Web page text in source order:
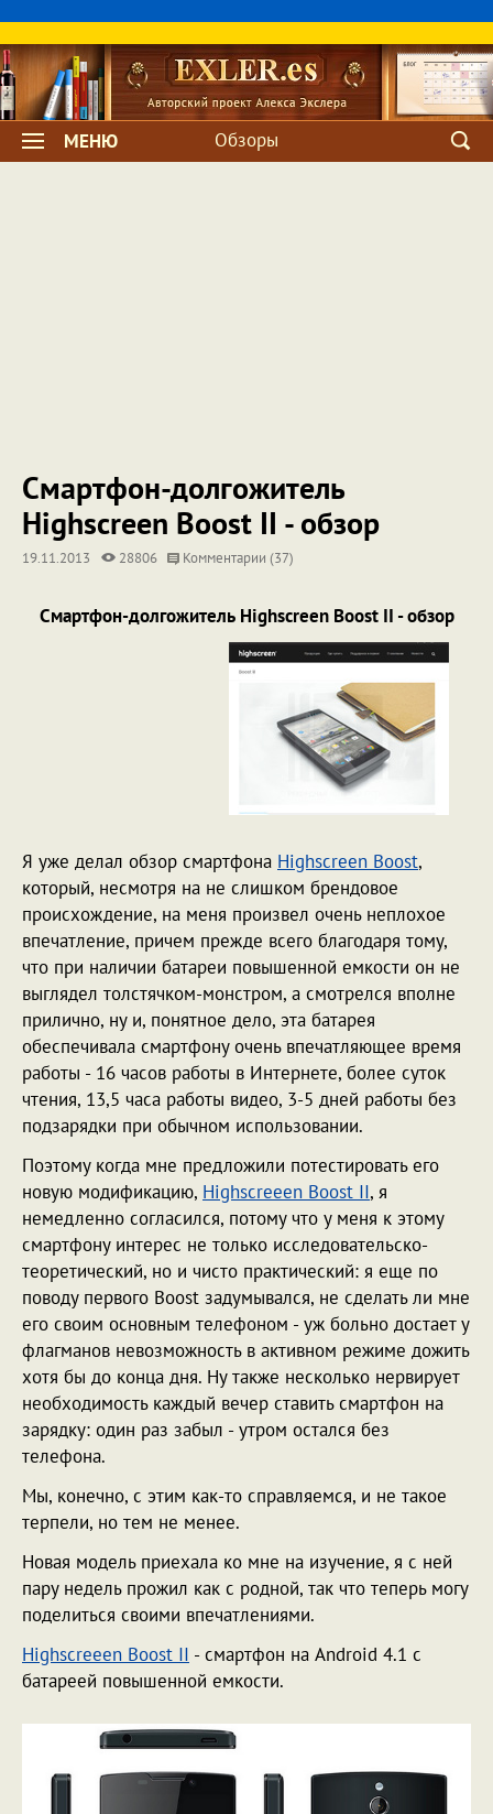
МЕНЮ Обзоры
Смартфон-долгожитель
Highscreen Boost II - обзор
19.11.2013 28806 Комментарии (37)
Смартфон-долгожитель Highscreen Boost II - обзор
Я уже делал обзор смартфона Highscreen Boost,
который, несмотря на не слишком брендовое
происхождение, на меня произвел очень неплохое
впечатление, причем прежде всего благодаря тому,
что при наличии батареи повышенной емкости он не
выглядел толстячком-монстром, а смотрелся вполне
прилично, ну и, понятное дело, эта батарея
обеспечивала смартфону очень впечатляющее время
работы - 16 часов работы в Интернете, более суток
чтения, 13,5 часа работы видео, 3-5 дней работы без
подзарядки при обычном использовании.
Поэтому когда мне предложили потестировать его
новую модификацию, Highscreeen Boost II, я
немедленно согласился, потому что у меня к этому
смартфону интерес не только исследовательско-
теоретический, но и чисто практический: я еще по
поводу первого Boost задумывался, не сделать ли мне
его своим основным телефоном - уж больно достает у
флагманов невозможность в активном режиме дожить
хотя бы до конца дня. Ну также несколько нервирует
необходимость каждый вечер ставить смартфон на
зарядку: один раз забыл - утром остался без
телефона.
Мы, конечно, с этим как-то справляемся, и не такое
терпели, но тем не менее.
Новая модель приехала ко мне на изучение, я с ней
пару недель прожил как с родной, так что теперь могу
поделиться своими впечатлениями.
Highscreeen Boost II - смартфон на Android 4.1 с
батареей повышенной емкости.